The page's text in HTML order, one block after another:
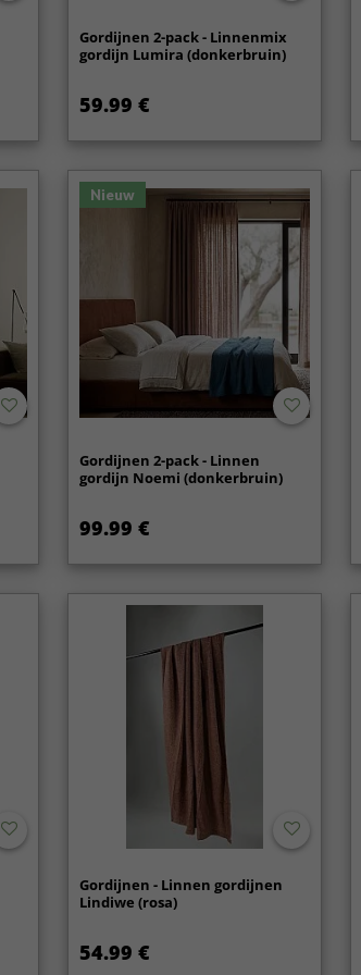
Gordijnen 2-pack - Linnenmix
gordijn Lumira (donkerbruin)
59.99 €
Nieuw
Gordijnen 2-pack - Linnen
gordijn Noemi (donkerbruin)
99.99 €
Gordijnen - Linnen gordijnen
Lindiwe (rosa)
54.99 €